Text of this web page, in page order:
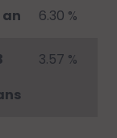
an 6.30 %
3.57 %